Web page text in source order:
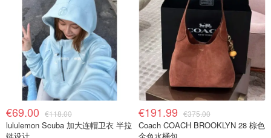
€69.00 €118.00
lululemon Scuba 加大连帽卫衣 半拉
€191.99 €375.00
Coach COACH BROOKLYN 28 棕色